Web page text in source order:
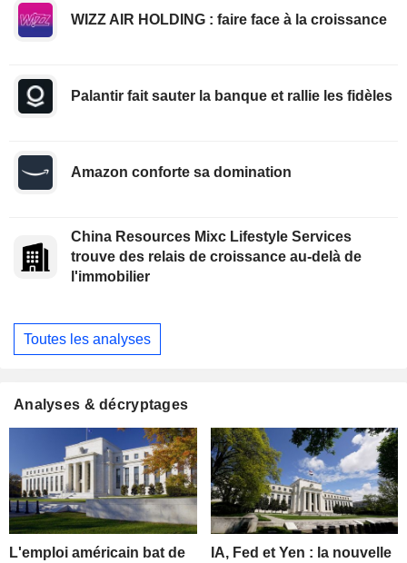
WIZZ AIR HOLDING : faire face à la croissance
Palantir fait sauter la banque et rallie les fidèles
Amazon conforte sa domination
China Resources Mixc Lifestyle Services
trouve des relais de croissance au-delà de
l'immobilier
Toutes les analyses
Analyses & décryptages
L'emploi américain bat de
IA, Fed et Yen : la nouvelle